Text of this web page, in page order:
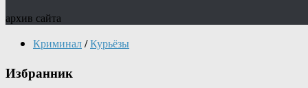
архив сайта
Криминал/Курьёзы
Избранник